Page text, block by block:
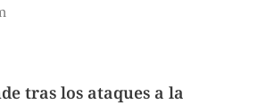
tras los ataques a la